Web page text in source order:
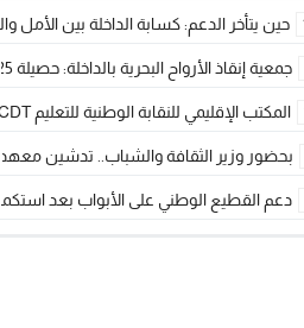
حين يتأخر الدعم: كسابة الداخلة بين الأمل
جمعية إنقاذ الأرواح البحرية بالداخلة: حصيلة 2025 بين مهام الإنقاذ ومشروع “دار البحار”
المكتب الإقليمي للنقابة الوطنية للتعليم CDT يجتمع مع المدير الإقليمي لمناقشة ملفات جوهرية لنساء ورجال التعليم
بحضور وزير الثقافة والشباب.. تدشين معهد
دعم القطيع الوطني على الأبواب بعد